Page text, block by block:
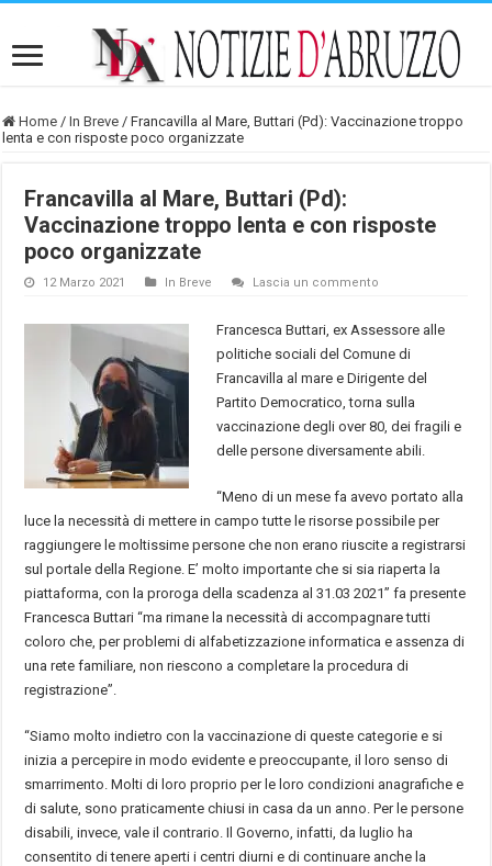
Home / In Breve / Francavilla al Mare, Buttari (Pd): Vaccinazione troppo
lenta e con risposte poco organizzate
Francavilla al Mare, Buttari (Pd):
Vaccinazione troppo lenta e con risposte
poco organizzate
12 Marzo 2021 In Breve Lascia un commento
Francesca Buttari, ex Assessore alle
politiche sociali del Comune di
Francavilla al mare e Dirigente del
Partito Democratico, torna sulla
vaccinazione degli over 80, dei fragili e
delle persone diversamente abili.
“Meno di un mese fa avevo portato alla
luce la necessità di mettere in campo tutte le risorse possibile per
raggiungere le moltissime persone che non erano riuscite a registrarsi
sul portale della Regione. E’ molto importante che si sia riaperta la
piattaforma, con la proroga della scadenza al 31.03 2021” fa presente
Francesca Buttari “ma rimane la necessità di accompagnare tutti
coloro che, per problemi di alfabetizzazione informatica e assenza di
una rete familiare, non riescono a completare la procedura di
registrazione”.
“Siamo molto indietro con la vaccinazione di queste categorie e si
inizia a percepire in modo evidente e preoccupante, il loro senso di
smarrimento. Molti di loro proprio per le loro condizioni anagrafiche e
di salute, sono praticamente chiusi in casa da un anno. Per le persone
disabili, invece, vale il contrario. Il Governo, infatti, da luglio ha
consentito di tenere aperti i centri diurni e di continuare anche la